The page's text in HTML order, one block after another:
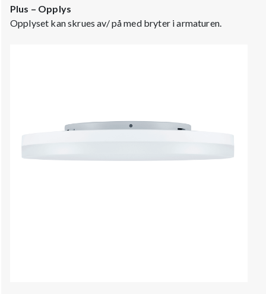
Plus – Opplys
Opplyset kan skrues av/ på med bryter i armaturen.